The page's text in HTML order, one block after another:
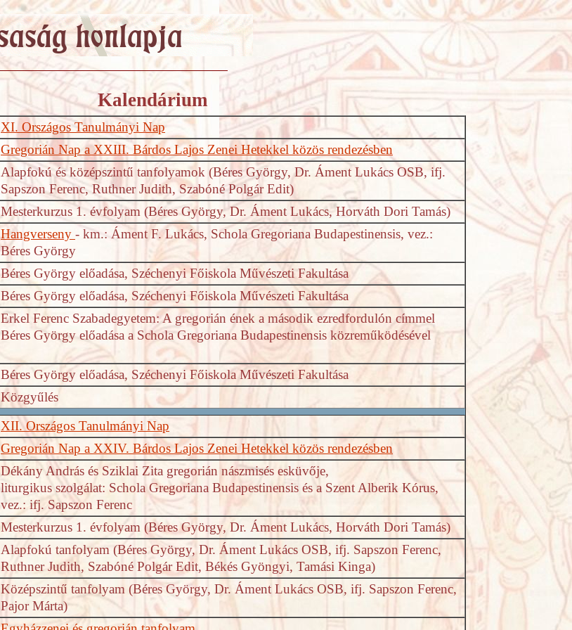
Kalendárium
XI. Országos Tanulmányi Nap
Gregorián Nap a XXIII. Bárdos Lajos Zenei Hetekkel közös rendezésben
Alapfokú és középszintű tanfolyamok (Béres György, Dr. Áment Lukács OSB, ifj.
Sapszon Ferenc, Ruthner Judith, Szabóné Polgár Edit)
Mesterkurzus 1. évfolyam (Béres György, Dr. Áment Lukács, Horváth Dori Tamás)
Hangverseny - km.: Áment F. Lukács, Schola Gregoriana Budapestinensis, vez.:
Béres György
Béres György előadása, Széchenyi Főiskola Művészeti Fakultása
Béres György előadása, Széchenyi Főiskola Művészeti Fakultása
Erkel Ferenc Szabadegyetem: A gregorián ének a második ezredfordulón címmel
Béres György előadása a Schola Gregoriana Budapestinensis közreműködésével
Béres György előadása, Széchenyi Főiskola Művészeti Fakultása
Közgyűlés
XII. Országos Tanulmányi Nap
Gregorián Nap a XXIV. Bárdos Lajos Zenei Hetekkel közös rendezésben
Dékány András és Sziklai Zita gregorián nászmisés esküvője,
liturgikus szolgálat: Schola Gregoriana Budapestinensis és a Szent Alberik Kórus,
vez.: ifj. Sapszon Ferenc
Mesterkurzus 1. évfolyam (Béres György, Dr. Áment Lukács, Horváth Dori Tamás)
Alapfokú tanfolyam (Béres György, Dr. Áment Lukács OSB, ifj. Sapszon Ferenc,
Ruthner Judith, Szabóné Polgár Edit, Békés Gyöngyi, Tamási Kinga)
Középszintű tanfolyam (Béres György, Dr. Áment Lukács OSB, ifj. Sapszon Ferenc,
Pajor Márta)